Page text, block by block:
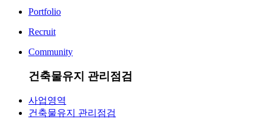
Portfolio
Recruit
Community
건축물유지 관리점검
사업영역
건축물유지 관리점검